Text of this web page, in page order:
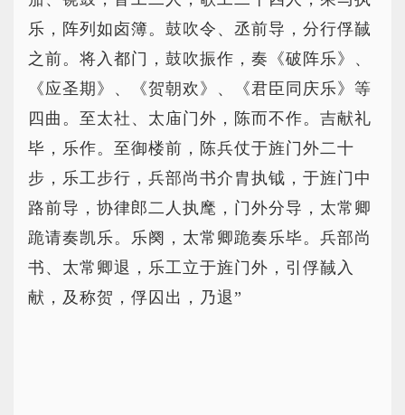
乐，阵列如卤簿。鼓吹令、丞前导，分行俘馘
之前。将入都门，鼓吹振作，奏《破阵乐》、
《应圣期》、《贺朝欢》、《君臣同庆乐》等
四曲。至太社、太庙门外，陈而不作。吉献礼
毕，乐作。至御楼前，陈兵仗于旌门外二十
步，乐工步行，兵部尚书介胄执钺，于旌门中
路前导，协律郎二人执麾，门外分导，太常卿
跪请奏凯乐。乐阕，太常卿跪奏乐毕。兵部尚
书、太常卿退，乐工立于旌门外，引俘馘入
献，及称贺，俘囚出，乃退”